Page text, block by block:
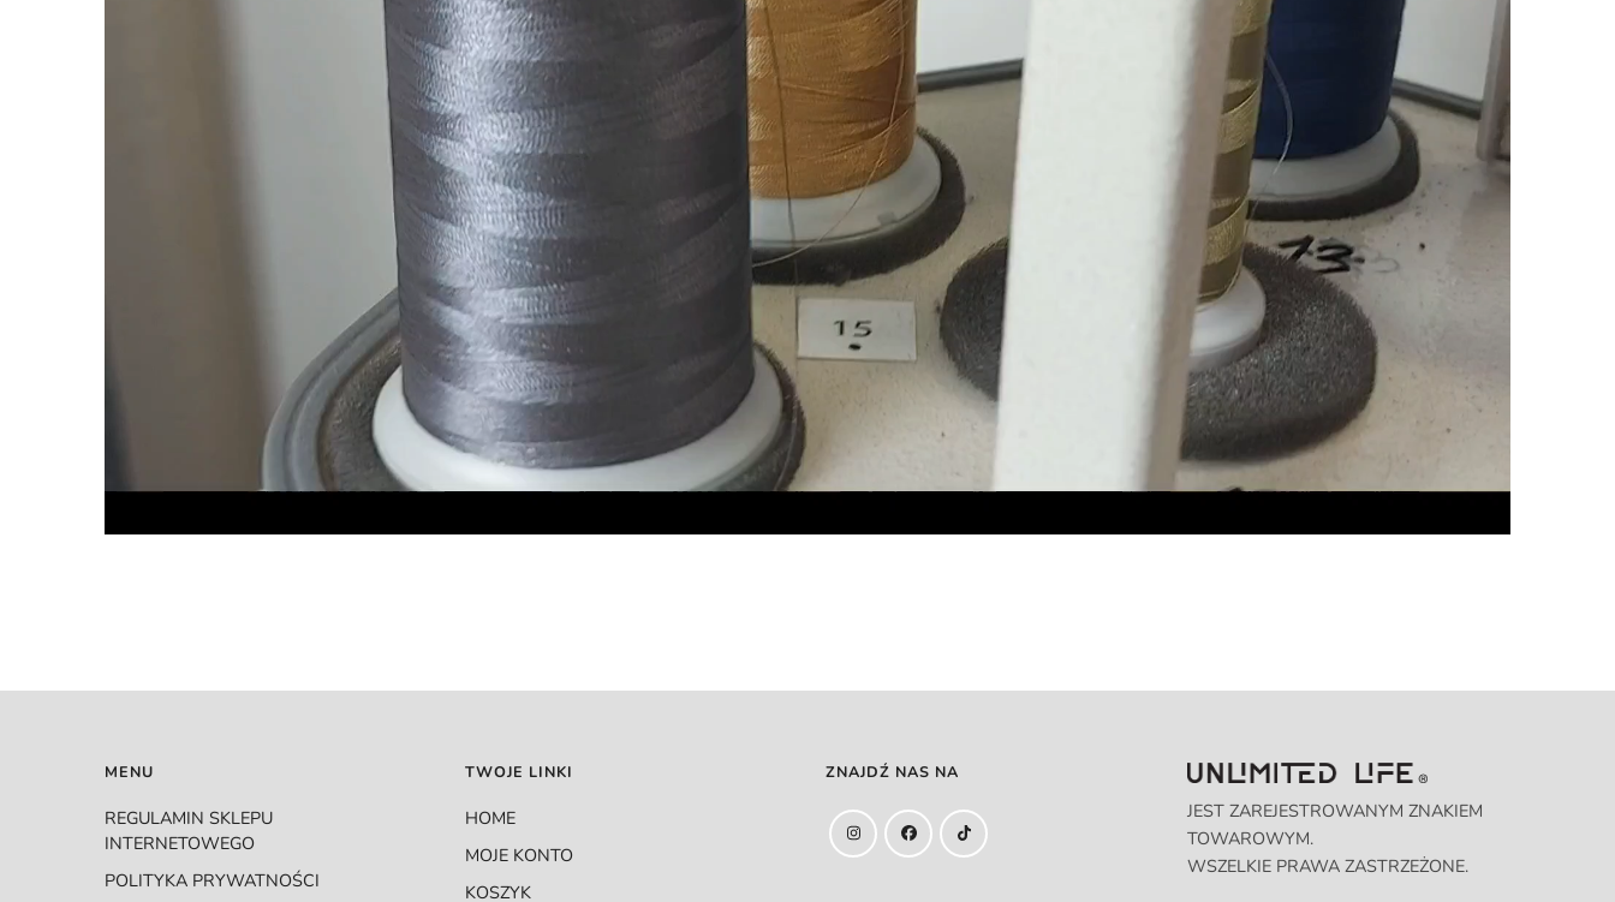
MENU
REGULAMIN SKLEPU
INTERNETOWEGO
POLITYKA PRYWATNOŚCI
TWOJE LINKI
HOME
MOJE KONTO
KOSZYK
ZNAJDŹ NAS NA
JEST ZAREJESTROWANYM ZNAKIEM
TOWAROWYM.
WSZELKIE PRAWA ZASTRZEŻONE.